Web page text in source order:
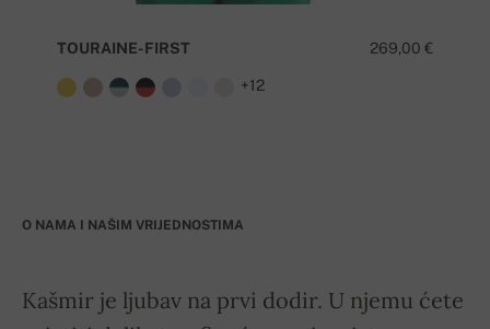
269,00 €
TOURAINE-FIRST
+12
O NAMA I NAŠIM VRIJEDNOSTIMA
Kašmir je ljubav na prvi dodir. U njemu ćete